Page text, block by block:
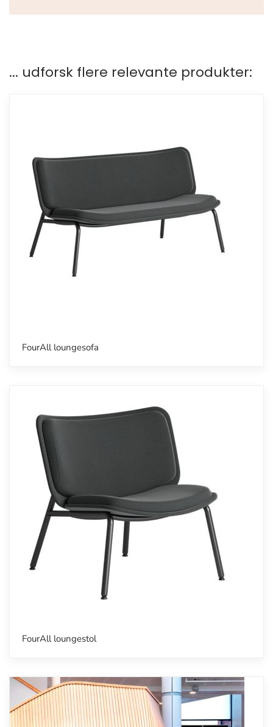
... udforsk flere relevante produkter:
FourAll loungesofa
FourAll loungestol